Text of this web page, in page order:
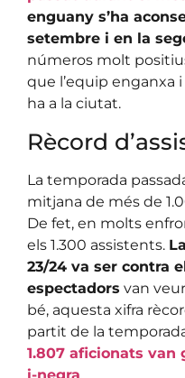
enguany s’ha
setembre i en la
números molt
que l’equip enganxa
ha a la ciutat.
Rècord
La temporada
mitjana de més de
De fet, en molts
els 1.300 assistents.
23/24 va ser contra
espectadors van
bé, aquesta xifra
partit de la
1.807 aficionats